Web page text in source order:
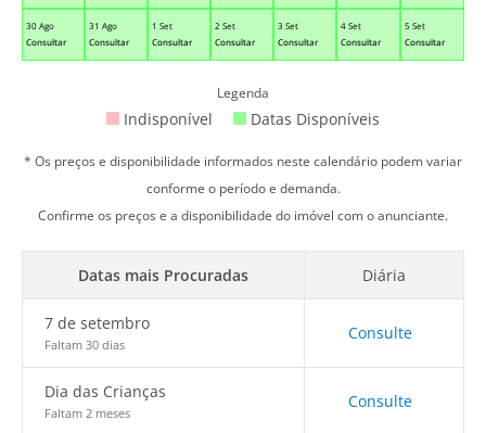
30 Ago
Consultar
31 Ago
Consultar
1 Set
Consultar
2 Set
Consultar
3 Set
Consultar
4 Set
Consultar
5 Set
Consultar
Legenda
Indisponível Datas Disponíveis
* Os preços e disponibilidade informados neste calendário podem variar
conforme o período e demanda.
Confirme os preços e a disponibilidade do imóvel com o anunciante.
Datas mais Procuradas Diária
7 de setembro
Faltam 30 dias
Consulte
Dia das Crianças
Faltam 2 meses
Consulte